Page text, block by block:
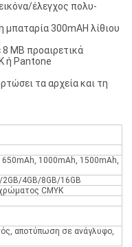
έλεγχος πολυ-
μπαταρία 300mAH λίθιου
ΜΒ προαιρετικά
ή Pantone
τα αρχεία και τη
1000mAh, 1500mAh,
4GB/8GB/16GB
CMYK
αποτύπωση σε ανάγλυφο,